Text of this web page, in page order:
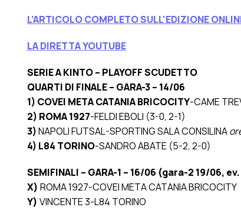
L’ARTICOLO COMPLETO SULL’EDIZIONE
LA DIRETTA YOUTUBE
SERIE A KINTO – PLAYOFF SCUDETTO
QUARTI DI FINALE – GARA-3 – 14/06
1) COVEI META CATANIA BRICOCITY-CAME
2) ROMA 1927-FELDI EBOLI (3-0, 2-1)
3)NAPOLI FUTSAL-SPORTING SALA CONSILINA
4) L84 TORINO-SANDRO ABATE (5-2, 2-0)
SEMIFINALI – GARA-1 – 16/06 (gara-2 19/06,
X) ROMA 1927-COVEI META CATANIA BRICOCITY
Y) VINCENTE 3-L84 TORINO